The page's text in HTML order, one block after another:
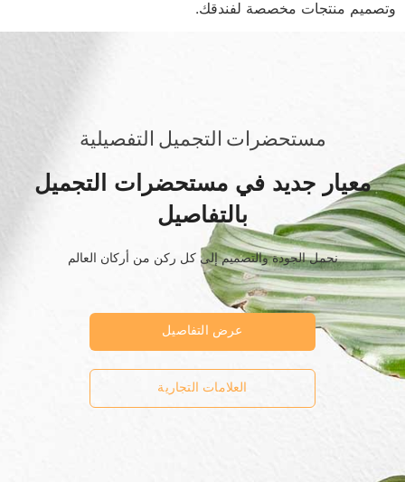
وتصميم منتجات مخصصة لفندقك.
مستحضرات التجميل التفصيلية
معيار جديد في مستحضرات التجميل
بالتفاصيل
نحمل الجودة والتصميم إلى كل ركن من أركان العالم
عرض التفاصيل
العلامات التجارية